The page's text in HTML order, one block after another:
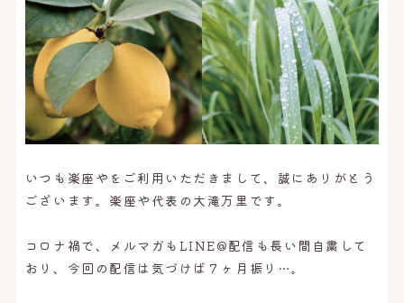
いつも楽座やをご利用いただきまして、誠にありがとう
ございます。楽座や代表の大滝万里です。
コロナ禍で、メルマガもLINE@配信も長い間自粛して
おり、今回の配信は気づけば７ヶ月振り…。